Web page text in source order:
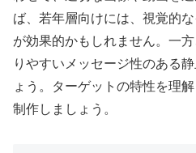
ば、若年層向けには、視覚的
が効果的かもしれません。一
りやすいメッセージ性のある
ょう。ターゲットの特性を理
制作しましょう。